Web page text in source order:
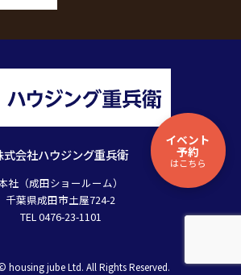
イベント
予約
はこちら
式会社ハウジング重兵衛
社（成田ショールーム）
千葉県成田市土屋724-2
TEL 0476-23-1101
housing jube Ltd. All Rights Reserved.